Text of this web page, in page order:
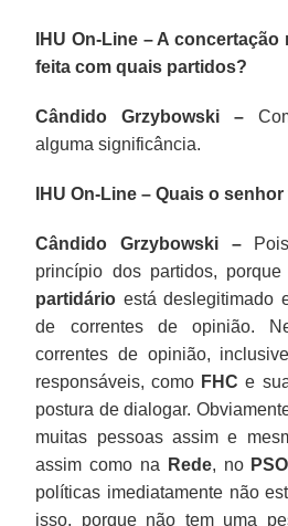
IHU On-Line – A
feita com quais partidos?
Cândido Grzybowski –
alguma significância.
IHU On-Line – Quais o
Cândido Grzybowski –
princípio dos partidos,
partidário está deslegitimado
de correntes de opinião.
correntes de opinião,
responsáveis, como FHC e
postura de dialogar.
muitas pessoas assim e
assim como na
Rede, no
políticas imediatamente não
isso, porque não tem uma